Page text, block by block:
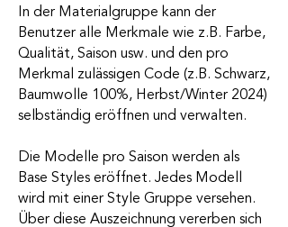
In der Materialgruppe kann der
Benutzer alle Merkmale wie z.B. Farbe,
Qualität, Saison usw. und den pro
Merkmal zulässigen Code (z.B. Schwarz,
Baumwolle 100%, Herbst/Winter 2024)
selbständig eröffnen und verwalten.
Die Modelle pro Saison werden als
Base Styles eröffnet. Jedes Modell
wird mit einer Style Gruppe versehen.
Über diese Auszeichnung vererben sich